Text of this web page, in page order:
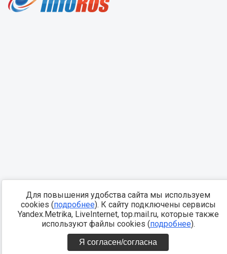
Для повышения удобства сайта мы используем
cookies (подробнее). К сайту подключены сервисы
Yandex.Metrika, LiveInternet, top.mail.ru, которые также
используют файлы cookies (подробнее).
Я согласен/согласна